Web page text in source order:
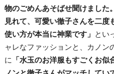
物のごめんあそばせ聞けました
見れて、可愛い徹子さんを二
使い方が本当に神業です」 とい
ャレなファッションと、カノ
に
「水玉のお洋服もすごくお